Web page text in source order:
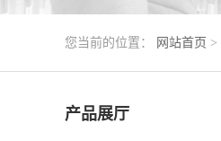
您当前的位置： 网站首页 >
产品展厅